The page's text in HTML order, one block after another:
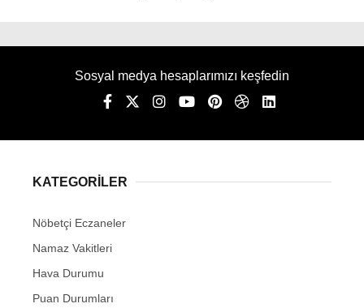
Sosyal medya hesaplarımızı keşfedin
KATEGORİLER
Nöbetçi Eczaneler
Namaz Vakitleri
Hava Durumu
Puan Durumları